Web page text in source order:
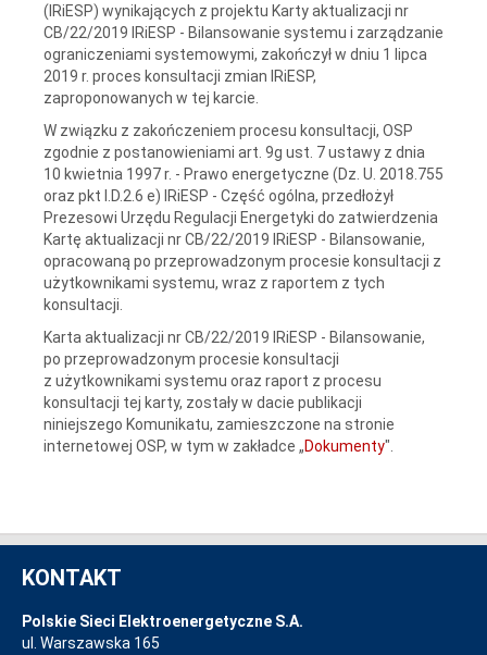
(IRiESP) wynikających z projektu Karty aktualizacji nr
CB/22/2019 IRiESP - Bilansowanie systemu i zarządzanie
ograniczeniami systemowymi, zakończył w dniu 1 lipca
2019 r. proces konsultacji zmian IRiESP,
zaproponowanych w tej karcie.
W związku z zakończeniem procesu konsultacji, OSP
zgodnie z postanowieniami art. 9g ust. 7 ustawy z dnia
10 kwietnia 1997 r. - Prawo energetyczne (Dz. U. 2018.755
oraz pkt I.D.2.6 e) IRiESP - Część ogólna, przedłożył
Prezesowi Urzędu Regulacji Energetyki do zatwierdzenia
Kartę aktualizacji nr CB/22/2019 IRiESP - Bilansowanie,
opracowaną po przeprowadzonym procesie konsultacji z
użytkownikami systemu, wraz z raportem z tych
konsultacji.
Karta aktualizacji nr CB/22/2019 IRiESP - Bilansowanie,
po przeprowadzonym procesie konsultacji
z użytkownikami systemu oraz raport z procesu
konsultacji tej karty, zostały w dacie publikacji
niniejszego Komunikatu, zamieszczone na stronie
internetowej OSP, w tym w zakładce „Dokumenty".
KONTAKT
Polskie Sieci Elektroenergetyczne S.A.
ul. Warszawska 165